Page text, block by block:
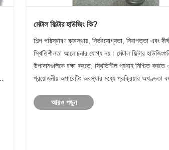
মেটাল ফিল্টার হাউজিং কি?
শিল্প পরিস্রাবণ ব্যবস্থায়, নির্ভরযোগ্যতা, নিরাপত্তা এবং
স্থিতিশীলতা আলোচনার যোগ্য নয়। মেটাল ফিল্টার
উপাদানগুলিকে রক্ষা করতে, স্থিতিশীল প্রবাহ নিশ্চিত করতে
প্রয়োজনীয় অপারেটিং অবস্থার মধ্যে প্রক্রিয়ার অখণ্ডতা
আরও পড়ুন